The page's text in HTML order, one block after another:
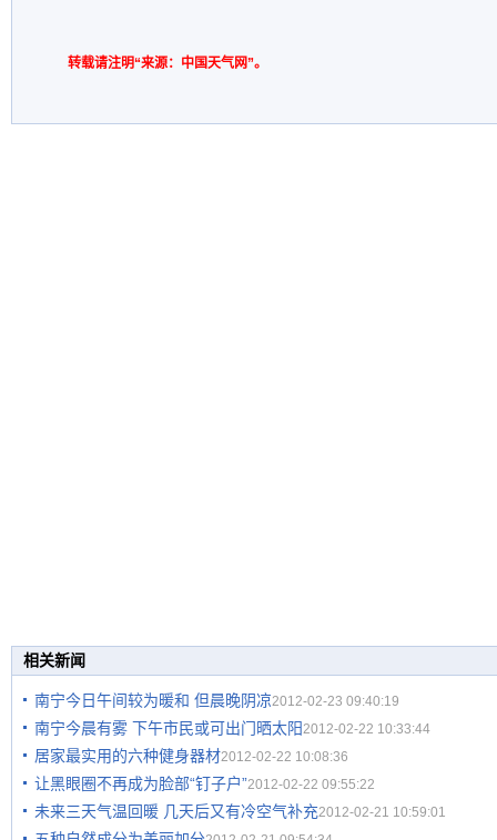
转载请注明“来源：中国天气网”。
相关新闻
南宁今日午间较为暖和 但晨晚阴凉2012-02-23 09:40:19
南宁今晨有雾 下午市民或可出门晒太阳2012-02-22 10:33:44
居家最实用的六种健身器材2012-02-22 10:08:36
让黑眼圈不再成为脸部“钉子户”2012-02-22 09:55:22
未来三天气温回暖 几天后又有冷空气补充2012-02-21 10:59:01